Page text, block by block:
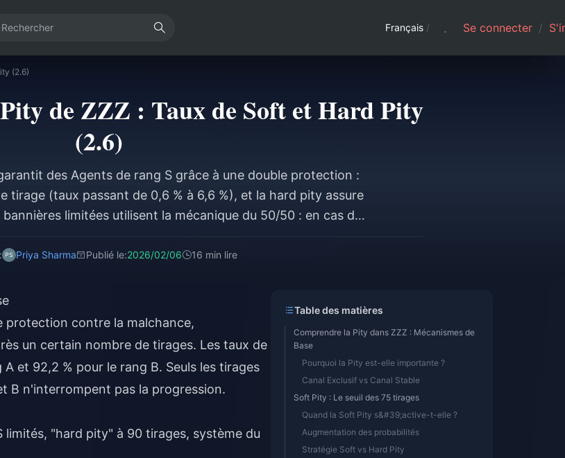
Français / Se connecter /
(2.6)
de ZZZ : Taux de Soft et Hard Pity
(2.6)
des Agents de rang S grâce à une double protection :
tirage (taux passant de 0,6 % à 6,6 %), et la hard pity assure
limitées utilisent la mécanique du 50/50 : en cas de
14 400 et 28 800 Polychromes par Agent limité.
Priya Sharma Publié le:2026/02/06 16 min lire
protection contre la malchance,
un certain nombre de tirages. Les taux de
et 92,2 % pour le rang B. Seuls les tirages
B n'interrompent pas la progression.
limités, "hard pity" à 90 tirages, système du
Table des matières
Comprendre la Pity dans ZZZ : Mécanismes de
Base
Pourquoi la Pity est-elle importante ?
Canal Exclusif vs Canal Stable
Soft Pity : Le seuil des 75 tirages
Quand la Soft Pity s&#39;active-t-elle ?
Augmentation des probabilités
Stratégie Soft vs Hard Pity